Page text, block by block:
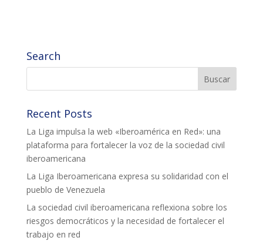
Search
Recent Posts
La Liga impulsa la web «Iberoamérica en Red»: una
plataforma para fortalecer la voz de la sociedad civil
iberoamericana
La Liga Iberoamericana expresa su solidaridad con el
pueblo de Venezuela
La sociedad civil iberoamericana reflexiona sobre los
riesgos democráticos y la necesidad de fortalecer el
trabajo en red
Fes voluntariat